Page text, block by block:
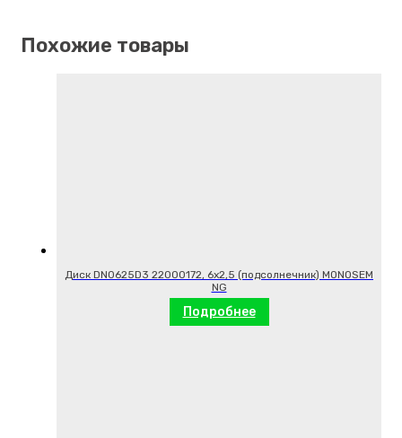
Похожие товары
Диск DN0625D3 22000172, 6х2,5 (подсолнечник) MONOSEM
NG
Подробнее